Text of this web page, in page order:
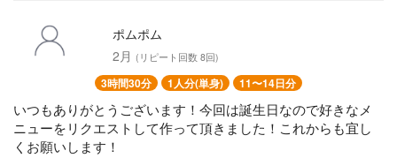
ポムポム
2月 (リピート回数 8回)
3時間30分 1人分(単身) 11〜14日分
いつもありがとうございます！今回は誕生日なので好きなメ
ニューをリクエストして作って頂きました！これからも宜し
くお願いします！